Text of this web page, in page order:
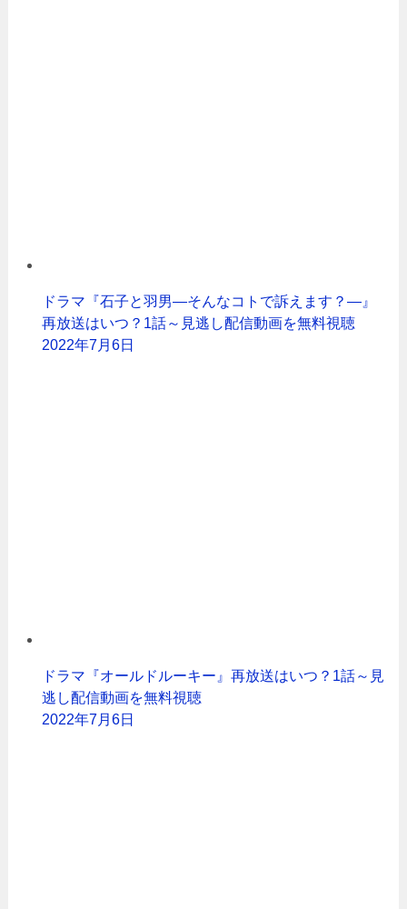
ドラマ『石子と羽男―そんなコトで訴えます？―』
再放送はいつ？1話～見逃し配信動画を無料視聴
2022年7月6日
ドラマ『オールドルーキー』再放送はいつ？1話～見
逃し配信動画を無料視聴
2022年7月6日